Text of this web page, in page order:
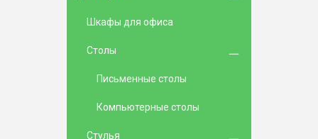
Шкафы для офиса
Столы
Письменные столы
Компьютерные столы
Стулья